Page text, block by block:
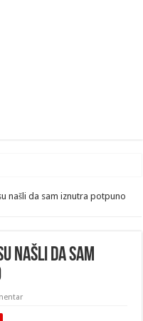
našli da sam iznutra potpuno
našli da sam